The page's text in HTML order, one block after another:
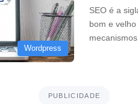
Wordpress
SEO é a
bom e
PUBLICIDADE